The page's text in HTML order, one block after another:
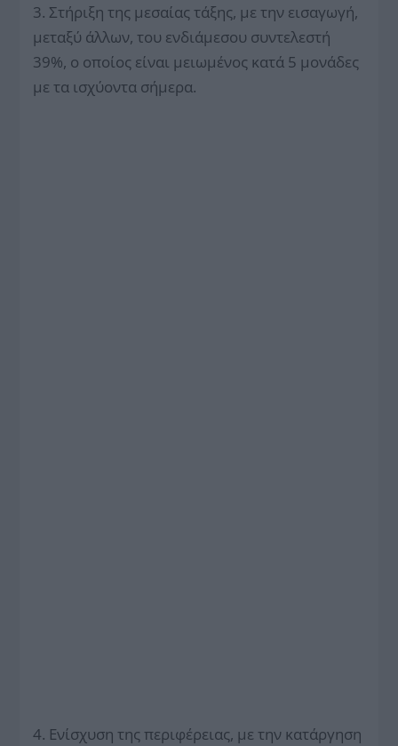
3. Στήριξη της μεσαίας τάξης, με την εισαγωγή,
μεταξύ άλλων, του ενδιάμεσου συντελεστή
39%, ο οποίος είναι μειωμένος κατά 5 μονάδες
με τα ισχύοντα σήμερα.
4. Ενίσχυση της περιφέρειας, με την κατάργηση